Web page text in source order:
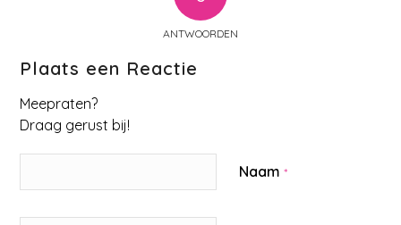
ANTWOORDEN
Plaats een Reactie
Meepraten?
Draag gerust bij!
Naam*